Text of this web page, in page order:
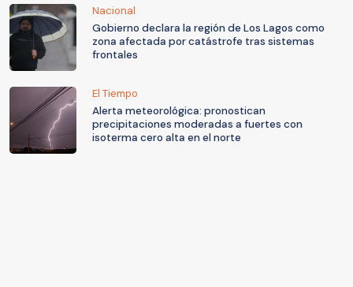
Nacional
Gobierno declara la región de Los Lagos como
zona afectada por catástrofe tras sistemas
frontales
El Tiempo
Alerta meteorológica: pronostican
precipitaciones moderadas a fuertes con
isoterma cero alta en el norte